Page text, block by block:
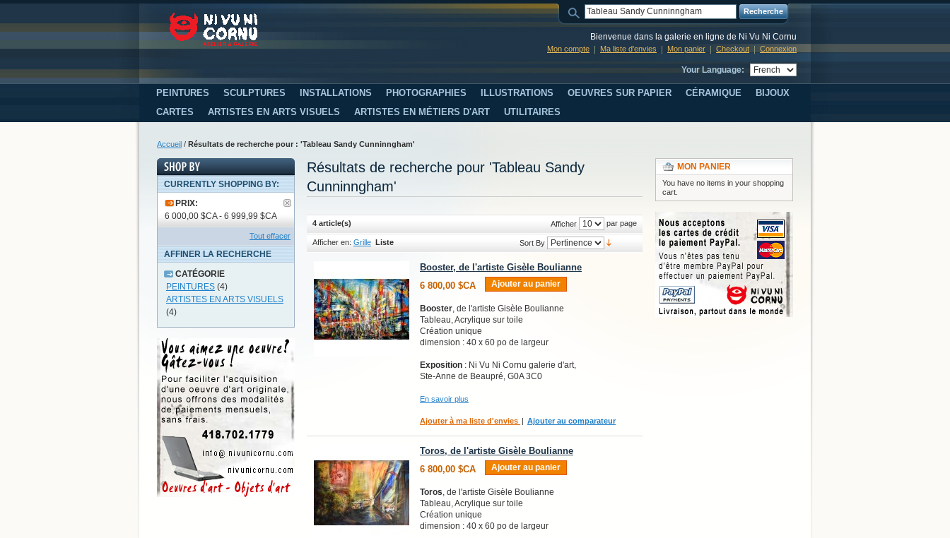
Recherche
Bienvenue dans la galerie en ligne de Ni Vu Ni Cornu
Mon compte Ma liste d'envies Mon panier Checkout Connexion
Your Language:
PEINTURES SCULPTURES INSTALLATIONS PHOTOGRAPHIES ILLUSTRATIONS OEUVRES SUR PAPIER CÉRAMIQUE
BIJOUX
CARTES
ARTISTES EN ARTS VISUELS ARTISTES EN MÉTIERS D'ART UTILITAIRES
Accueil / Résultats de recherche pour : 'Tableau Sandy Cunninngham'
Résultats de recherche pour 'Tableau Sandy
Cunninngham'
4 article(s) Afficher par page
Afficher en: Grille Liste Sort By
Booster, de l'artiste Gisèle Boulianne
6 800,00 $CA
Ajouter au panier
Booster, de l'artiste Gisèle Boulianne
Tableau, Acrylique sur toile
Création unique
dimension : 40 x 60 po de largeur
Exposition : Ni Vu Ni Cornu galerie d'art,
Ste-Anne de Beaupré, G0A 3C0
En savoir plus
Ajouter à ma liste d'envies | Ajouter au comparateur
Toros, de l'artiste Gisèle Boulianne
6 800,00 $CA
Ajouter au panier
Toros, de l'artiste Gisèle Boulianne
Tableau, Acrylique sur toile
Création unique
dimension : 40 x 60 po de largeur
CURRENTLY SHOPPING BY:
PRIX:
6 000,00 $CA - 6 999,99 $CA
Tout effacer
AFFINER LA RECHERCHE
CATÉGORIE
PEINTURES (4)
ARTISTES EN ARTS VISUELS
(4)
MON PANIER
You have no items in your shopping
cart.